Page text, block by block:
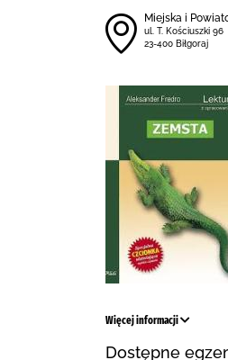
Miejska i
ul. T. Kościuszki 96
23-400 Biłgoraj
Więcej informacji
Dostępne